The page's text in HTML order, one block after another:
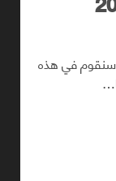
سنقوم في هذه